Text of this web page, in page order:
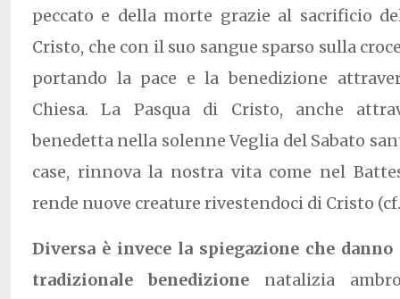
peccato e della morte grazie al sacrificio
Cristo, che con il suo sangue sparso sulla
portando la pace e la benedizione
Chiesa. La Pasqua di Cristo, anche
benedetta nella solenne Veglia del Sabato
case, rinnova la nostra vita come nel
rende nuove creature rivestendoci di Cristo (cf.
Diversa è invece la spiegazione che
tradizionale benedizione natalizia